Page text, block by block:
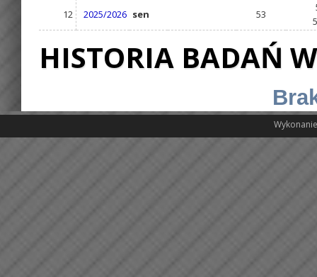
12 2025/2026 sen 53
HISTORIA BADAŃ